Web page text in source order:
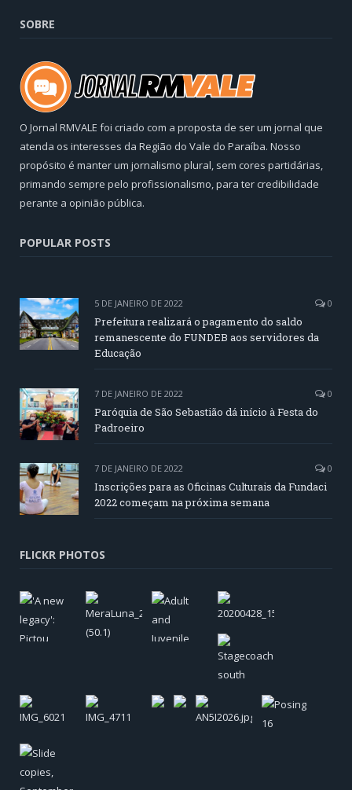
SOBRE
O Jornal RMVALE foi criado com a proposta de ser um jornal que
atenda os interesses da Região do Vale do Paraíba. Nosso
propósito é manter um jornalismo plural, sem cores partidárias,
primando sempre pelo profissionalismo, para ter credibilidade
perante a opinião pública.
POPULAR POSTS
5 DE JANEIRO DE 2022 0
Prefeitura realizará o pagamento do saldo
remanescente do FUNDEB aos servidores da
Educação
7 DE JANEIRO DE 2022 0
Paróquia de São Sebastião dá início à Festa do
Padroeiro
7 DE JANEIRO DE 2022 0
Inscrições para as Oficinas Culturais da Fundaci
2022 começam na próxima semana
FLICKR PHOTOS